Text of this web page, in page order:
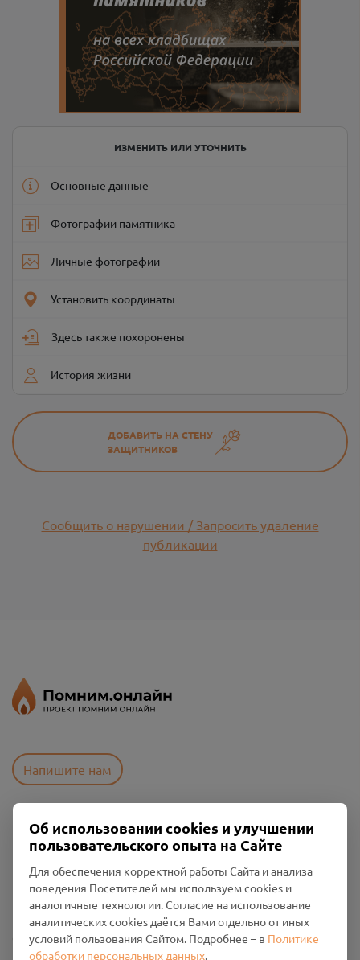
ИЗМЕНИТЬ ИЛИ УТОЧНИТЬ
Основные данные
Фотографии памятника
Личные фотографии
Установить координаты
Здесь также похоронены
История жизни
ДОБАВИТЬ НА СТЕНУ
ЗАЩИТНИКОВ
Сообщить о нарушении / Запросить удаление
публикации
Напишите нам
Пользовательское соглашение
Политика конфиденциальности
Промо-материалы
Настройки cookies
Общество с ограниченной ответственностью «Смоленский
Проект Помним»
Об использовании cookies и улучшении
пользовательского опыта на Сайте
Для обеспечения корректной работы Сайта и анализа
поведения Посетителей мы используем cookies и
аналогичные технологии. Согласие на использование
аналитических cookies даётся Вами отдельно от иных
условий пользования Сайтом. Подробнее – в Политике
обработки персональных данных.